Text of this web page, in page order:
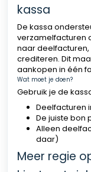
kassa
De kassa
verzamelfacturen
naar
crediteren. Dit
aankopen in één
Wat moet je doen?
Gebruik je de
Deelfacturen
De juiste bon
Alleen
daar)
Meer regie